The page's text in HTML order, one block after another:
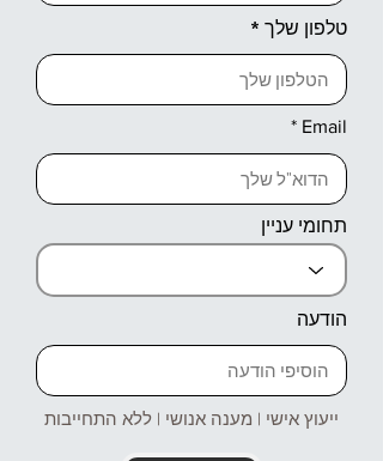
טלפון שלך
Email
תחומי עניין
הודעה
ייעוץ אישי | מענה אנושי | ללא התחייבות